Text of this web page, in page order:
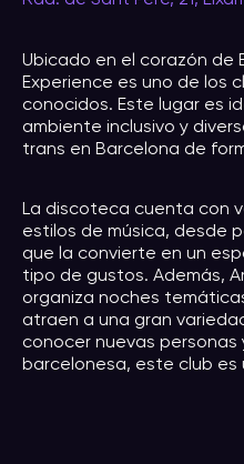
Ubicado en el corazón de
Experience es uno de los
conocidos. Este lugar es
ambiente inclusivo y
trans en Barcelona de
La discoteca cuenta con
estilos de música, desde
que la convierte en un
tipo de gustos. Además,
organiza noches
atraen a una gran
conocer nuevas
barcelonesa, este club